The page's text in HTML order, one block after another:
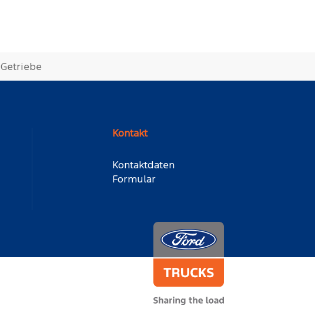
Getriebe
Kontakt
Kontaktdaten
Formular